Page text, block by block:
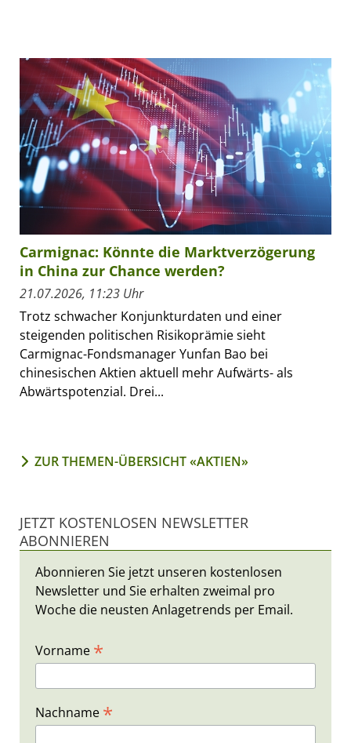
Carmignac: Könnte die Marktverzögerung
in China zur Chance werden?
21.07.2026, 11:23 Uhr
Trotz schwacher Konjunkturdaten und einer
steigenden politischen Risikoprämie sieht
Carmignac-Fondsmanager Yunfan Bao bei
chinesischen Aktien aktuell mehr Aufwärts- als
Abwärtspotenzial. Drei...
ZUR THEMEN-ÜBERSICHT «AKTIEN»
JETZT KOSTENLOSEN NEWSLETTER
ABONNIEREN
Abonnieren Sie jetzt unseren kostenlosen
Newsletter und Sie erhalten zweimal pro
Woche die neusten Anlagetrends per Email.
Vorname *
Nachname *